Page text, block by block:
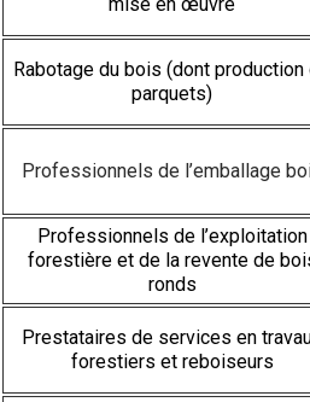
Rabotage du bois (dont production
parquets)
Professionnels de l’emballage
Professionnels de l’exploitation
forestière et de la revente de
ronds
Prestataires de services en
forestiers et reboiseurs